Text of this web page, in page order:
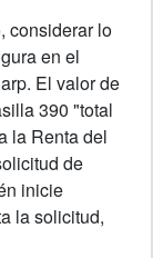
considerar lo
en el
El valor de
390 "total
la Renta del
de
inicie
la solicitud,